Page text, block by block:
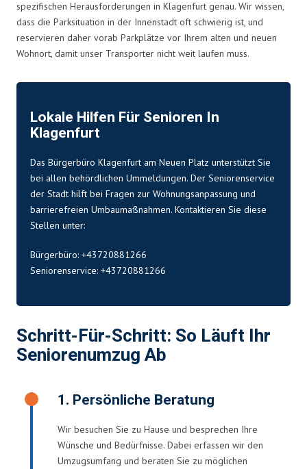
spezifischen Herausforderungen in Klagenfurt genau. Wir wissen,
dass die Parksituation in der Innenstadt oft schwierig ist, und
reservieren daher vorab Parkplätze vor Ihrem alten und neuen
Wohnort, damit unser Transporter nicht weit laufen muss.
Lokale Hilfen Für Senioren In
Klagenfurt
Das Bürgerbüro Klagenfurt am Neuen Platz unterstützt Sie
bei allen behördlichen Ummeldungen. Der Seniorenservice
der Stadt hilft bei Fragen zur Wohnungsanpassung und
barrierefreien Umbaumaßnahmen. Kontaktieren Sie diese
Stellen unter:
Bürgerbüro: +43720881266
Seniorenservice: +43720881266
Schritt-Für-Schritt: So Läuft Ihr
Seniorenumzug Ab
1. Persönliche Beratung
Wir besuchen Sie zu Hause und besprechen Ihre
Wünsche und Bedürfnisse. Dabei erfassen wir den
Umzugsumfang und beraten Sie zu möglichen